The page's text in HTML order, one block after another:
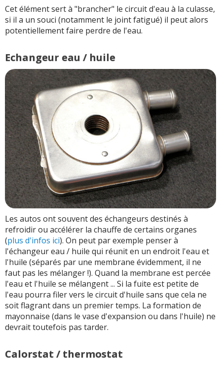
Cet élément sert à "brancher" le circuit d'eau à la culasse,
si il a un souci (notamment le joint fatigué) il peut alors
potentiellement faire perdre de l'eau.
Echangeur eau / huile
Les autos ont souvent des échangeurs destinés à
refroidir ou accélérer la chauffe de certains organes
(plus d'infos ici). On peut par exemple penser à
l'échangeur eau / huile qui réunit en un endroit l'eau et
l'huile (séparés par une membrane évidemment, il ne
faut pas les mélanger !). Quand la membrane est percée
l'eau et l'huile se mélangent ... Si la fuite est petite de
l'eau pourra filer vers le circuit d'huile sans que cela ne
soit flagrant dans un premier temps. La formation de
mayonnaise (dans le vase d'expansion ou dans l'huile) ne
devrait toutefois pas tarder.
Calorstat / thermostat